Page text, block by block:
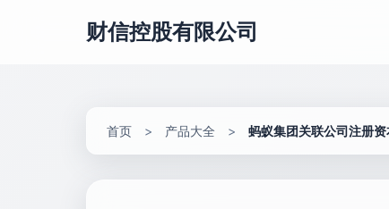
财信控股有限公司
首页 > 产品大全 > 蚂蚁集团关联公司注册